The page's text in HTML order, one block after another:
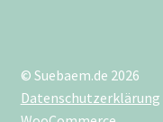
© Suebaem.de 2026
Datenschutzerklärung